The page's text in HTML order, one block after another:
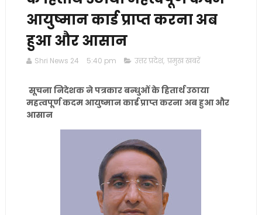
आयुष्मान कार्ड प्राप्त करना अब
हुआ और आसान
Shri News 24 5:40 pm उत्तर प्रदेश, प्रमुख खबरें
सूचना निदेशक ने पत्रकार बन्धुओं के हितार्थ उठाया
महत्वपूर्ण कदम आयुष्मान कार्ड प्राप्त करना अब हुआ और
आसान